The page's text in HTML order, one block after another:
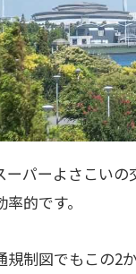
ーパーよさこい
的です。
制図でもこの2